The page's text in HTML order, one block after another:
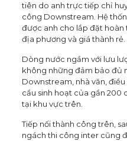
tiên do anh trực tiếp chỉ
công Downstream. Hệ
được anh cho lắp đặt
địa phương và giá thành rẻ.
Dòng nước ngầm với lưu
không những đảm bảo đủ
Downstream, nhà văn,
cầu sinh hoạt của gần 200
tại khu vực trên.
Tiếp nối thành công trên,
ngách thi công inter cũng